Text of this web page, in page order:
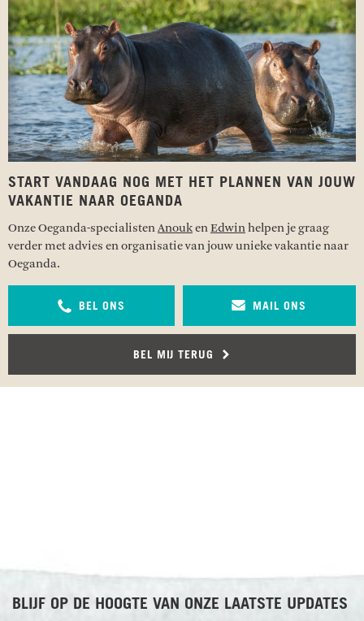
START VANDAAG NOG MET HET PLANNEN VAN JOUW
VAKANTIE NAAR OEGANDA
Onze Oeganda-specialistenAnoukenEdwinhelpen je graag
verder met advies en organisatie van jouw unieke vakantie naar
Oeganda.
BEL ONS MAIL ONS
BEL MIJ TERUG
BLIJF OP DE HOOGTE VAN ONZE LAATSTE UPDATES